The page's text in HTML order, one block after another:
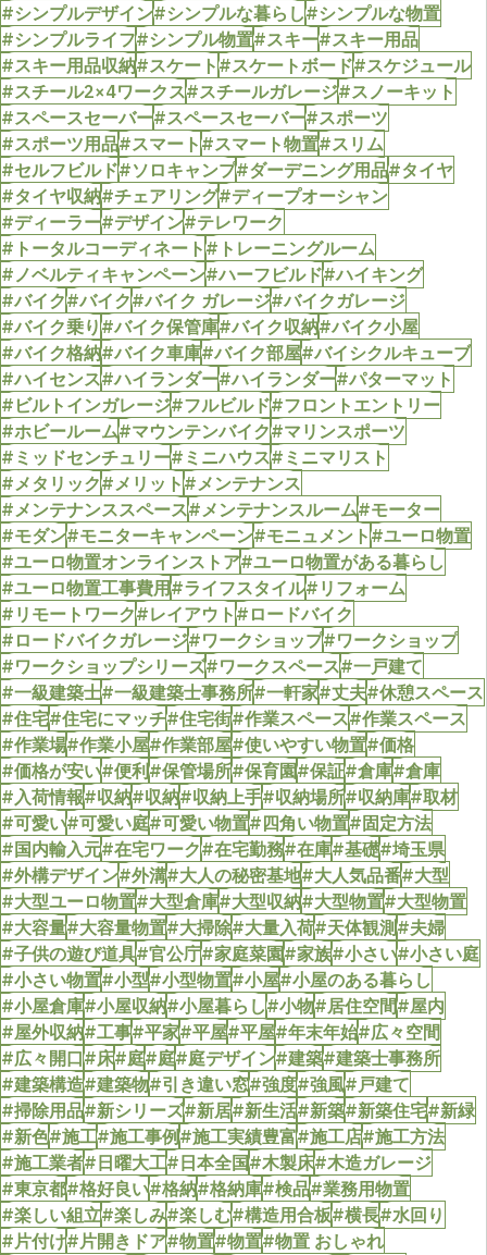
#シンプルデザイン#シンプルな暮らし#シンプルな物置
#シンプルライフ#シンプル物置#スキー#スキー用品
#スキー用品収納#スケート#スケートボード#スケジュール
#スチール2×4ワークス#スチールガレージ#スノーキット
#スペースセーバー#スペースセーバー#スポーツ
#スポーツ用品#スマート#スマート物置#スリム
#セルフビルド#ソロキャンプ#ダーデニング用品#タイヤ
#タイヤ収納#チェアリング#ディープオーシャン
#ディーラー#デザイン#テレワーク
#トータルコーディネート#トレーニングルーム
#ノベルティキャンペーン#ハーフビルド#ハイキング
#バイク#バイク#バイク ガレージ#バイクガレージ
#バイク乗り#バイク保管庫#バイク収納#バイク小屋
#バイク格納#バイク車庫#バイク部屋#バイシクルキューブ
#ハイセンス#ハイランダー#ハイランダー#パターマット
#ビルトインガレージ#フルビルド#フロントエントリー
#ホビールーム#マウンテンバイク#マリンスポーツ
#ミッドセンチュリー#ミニハウス#ミニマリスト
#メタリック#メリット#メンテナンス
#メンテナンススペース#メンテナンスルーム#モーター
#モダン#モニターキャンペーン#モニュメント#ユーロ物置
#ユーロ物置オンラインストア#ユーロ物置がある暮らし
#ユーロ物置工事費用#ライフスタイル#リフォーム
#リモートワーク#レイアウト#ロードバイク
#ロードバイクガレージ#ワークショップ#ワークショップ
#ワークショップシリーズ#ワークスペース#一戸建て
#一級建築士#一級建築士事務所#一軒家#丈夫#休憩スペース
#住宅#住宅にマッチ#住宅街#作業スペース#作業スペース
#作業場#作業小屋#作業部屋#使いやすい物置#価格
#価格が安い#便利#保管場所#保育園#保証#倉庫#倉庫
#入荷情報#収納#収納#収納上手#収納場所#収納庫#取材
#可愛い#可愛い庭#可愛い物置#四角い物置#固定方法
#国内輸入元#在宅ワーク#在宅勤務#在庫#基礎#埼玉県
#外構デザイン#外溝#大人の秘密基地#大人気品番#大型
#大型ユーロ物置#大型倉庫#大型収納#大型物置#大型物置
#大容量#大容量物置#大掃除#大量入荷#天体観測#夫婦
#子供の遊び道具#官公庁#家庭菜園#家族#小さい#小さい庭
#小さい物置#小型#小型物置#小屋#小屋のある暮らし
#小屋倉庫#小屋収納#小屋暮らし#小物#居住空間#屋内
#屋外収納#工事#平家#平屋#平屋#年末年始#広々空間
#広々開口#床#庭#庭#庭デザイン#建築#建築士事務所
#建築構造#建築物#引き違い窓#強度#強風#戸建て
#掃除用品#新シリーズ#新居#新生活#新築#新築住宅#新緑
#新色#施工#施工事例#施工実績豊富#施工店#施工方法
#施工業者#日曜大工#日本全国#木製床#木造ガレージ
#東京都#格好良い#格納#格納庫#検品#業務用物置
#楽しい組立#楽しみ#楽しむ#構造用合板#横長#水回り
#片付け#片開きドア#物置#物置#物置 おしゃれ